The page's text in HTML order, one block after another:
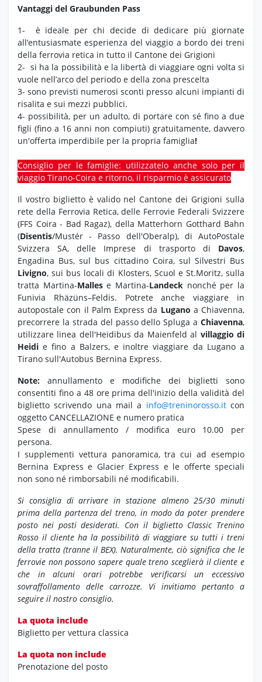
Vantaggi del Graubunden Pass
1- è ideale per chi decide di dedicare più giornate
all’entusiasmate esperienza del viaggio a bordo dei treni
della ferrovia retica in tutto il Cantone dei Grigioni
2- si ha la possibilità e la libertà di viaggiare ogni volta si
vuole nell’arco del periodo e della zona prescelta
3- sono previsti numerosi sconti presso alcuni impianti di
risalita e sui mezzi pubblici.
4- possibilità, per un adulto, di portare con sé fino a due
figli (fino a 16 anni non compiuti) gratuitamente, davvero
un'offerta imperdibile per la propria famiglia!
Consiglio per le famiglie: utilizzatelo anche solo per il
viaggio Tirano-Coira e ritorno, il risparmio è assicurato
Il vostro biglietto è valido nel Cantone dei Grigioni sulla
rete della Ferrovia Retica, delle Ferrovie Federali Svizzere
(FFS Coira - Bad Ragaz), della Matterhorn Gotthard Bahn
(Disentis/Mustér - Passo dell'Oberalp), di AutoPostale
Svizzera SA, delle Imprese di trasporto di Davos,
Engadina Bus, sul bus cittadino Coira, sul Silvestri Bus
Livigno, sui bus locali di Klosters, Scuol e St.Moritz, sulla
tratta Martina-Mallese Martina-Landeck nonché per la
Funivia Rhäzüns–Feldis. Potrete anche viaggiare in
autopostale con il Palm Express da Lugano a Chiavenna,
precorrere la strada del passo dello Spluga a Chiavenna,
utilizzare linea dell'Heidibus da Maienfeld al villaggio di
Heidi e fino a Balzers, e inoltre viaggiare da Lugano a
Tirano sull'Autobus Bernina Express.
Note: annullamento e modifiche dei biglietti sono
consentiti fino a 48 ore prima dell'inizio della validità del
biglietto scrivendo una mail a info@treninorosso.itcon
oggetto CANCELLAZIONE e numero pratica
Spese di annullamento / modifica euro 10.00 per
persona.
I supplementi vettura panoramica, tra cui ad esempio
Bernina Express e Glacier Express e le offerte speciali
non sono né rimborsabili né modificabili.
Si consiglia di arrivare in stazione almeno 25/30 minuti
prima della partenza del treno, in modo da poter prendere
posto nei posti desiderati. Con il biglietto Classic Trenino
Rosso il cliente ha la possibilità di viaggiare su tutti i treni
della tratta (tranne il BEX). Naturalmente, ciò significa che le
ferrovie non possono sapere quale treno sceglierà il cliente e
che in alcuni orari potrebbe verificarsi un eccessivo
sovraffollamento delle carrozze. Vi invitiamo pertanto a
seguire il nostro consiglio.
La quota include
Biglietto per vettura classica
La quota non include
Prenotazione del posto